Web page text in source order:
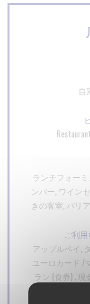
自
ランチフォー
ンバー, ワイン
きの客室, バリ
ご利
アップルペイ,
ユーロカード /
ラン (食券) ,